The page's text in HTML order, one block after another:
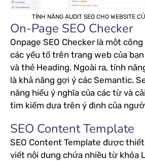
TÍNH NĂNG AUDIT SEO CHO WEBSITE
On-Page SEO Checker
Onpage SEO Checker là một
các yếu tố trên trang web của
và thẻ Heading. Ngoài ra, tính
là khả năng gợi ý các Semantic.
năng hiểu ý nghĩa của các từ và
tìm kiếm dựa trên ý định của
SEO Content Template
SEO Content Template được thiết
viết nội dung chứa nhiều từ khóa